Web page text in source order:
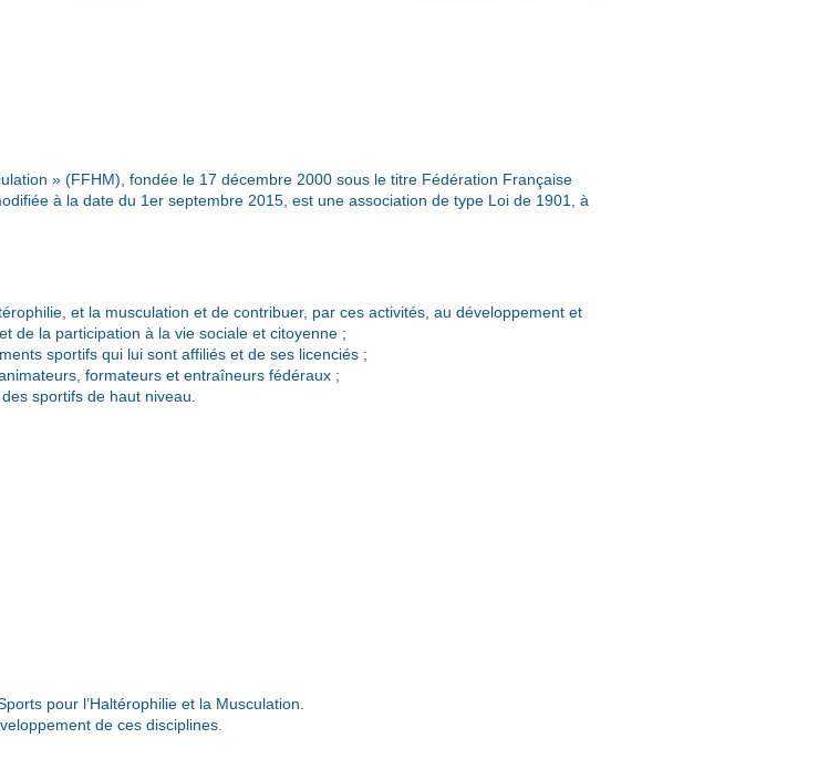
» (FFHM), fondée le 17 décembre 2000 sous le titre Fédération Française
à la date du 1er septembre 2015, est une association de type Loi de 1901, à
et la musculation et de contribuer, par ces activités, au développement et
de la participation à la vie sociale et citoyenne ;
sportifs qui lui sont affiliés et de ses licenciés ;
formateurs et entraîneurs fédéraux ;
sportifs de haut niveau.
pour l’Haltérophilie et la Musculation.
de ces disciplines.